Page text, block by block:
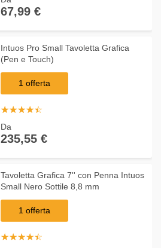
67,99 €
Intuos Pro Small Tavoletta Grafica
(Pen e Touch)
1 offerta
☆☆☆☆☆
★★★★★
Da
235,55 €
Tavoletta Grafica 7'' con Penna Intuos
Small Nero Sottile 8,8 mm
1 offerta
☆☆☆☆☆
★★★★★